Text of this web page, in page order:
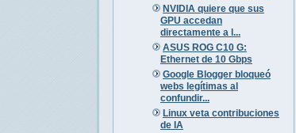
NVIDIA quiere que sus
GPU accedan
directamente a l...
ASUS ROG C10 G:
Ethernet de 10 Gbps
Google Blogger bloqueó
webs legítimas al
confundir...
Linux veta contribuciones
de IA